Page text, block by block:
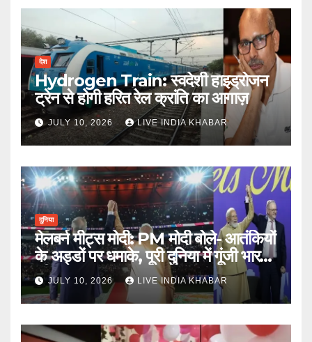
देश
Hydrogen Train: स्वदेशी हाइड्रोजन
ट्रेन से होगी हरित रेल क्रांति का आगाज़
JULY 10, 2026 LIVE INDIA KHABAR
दुनिया
मेलबर्न मीट्स मोदी: PM मोदी बोले- आतंकियों
के अड्डों पर धमाके, पूरी दुनिया में गूंजी भारत
की ताकत
JULY 10, 2026 LIVE INDIA KHABAR